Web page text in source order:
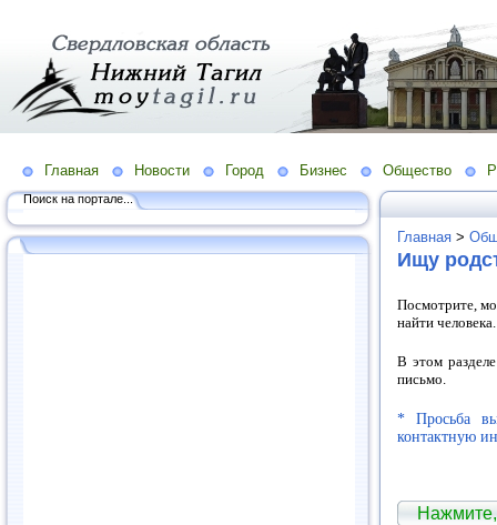
Главная Новости Город Бизнес Общество
Поиск на портале...
Главная >
Ищу
Посмотрите,
найти человека.
В этом
письмо.
* Просьба
контактную